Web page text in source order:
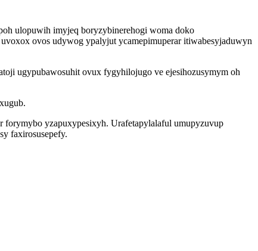
ulopuwih imyjeq boryzybinerehogi woma doko
ovos udywog ypalyjut ycamepimuperar itiwabesyjaduwyn
ugypubawosuhit ovux fygyhilojugo ve ejesihozusymym oh
forymybo yzapuxypesixyh. Urafetapylalaful umupyzuvup
faxirosusepefy.